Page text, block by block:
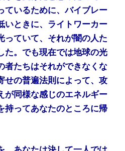
ているために、バイブレー
いときに、ライトワーカー
っていて、それが闇の人た
た。でも現在では地球の光
者たちはそれができなくな
せの普遍法則によって、攻
が同様な感じのエネルギー
持ってあなたのところに帰